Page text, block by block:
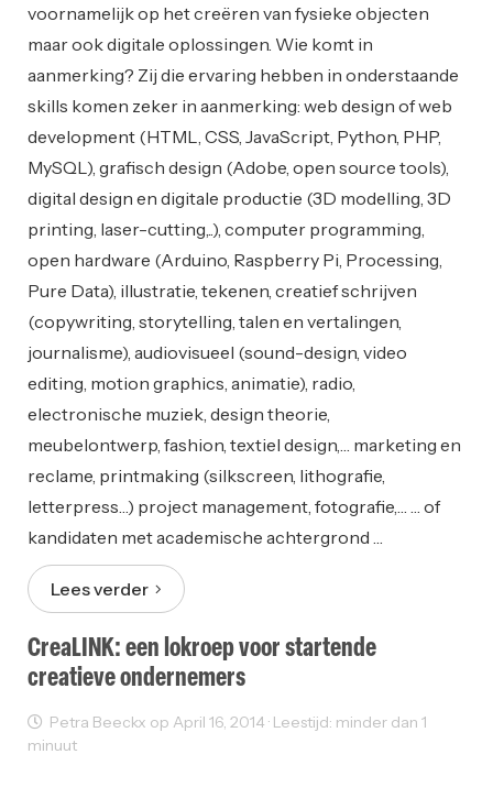
voornamelijk op het creëren van fysieke objecten
maar ook digitale oplossingen. Wie komt in
aanmerking? Zij die ervaring hebben in onderstaande
skills komen zeker in aanmerking: web design of web
development (HTML, CSS, JavaScript, Python, PHP,
MySQL), grafisch design (Adobe, open source tools),
digital design en digitale productie (3D modelling, 3D
printing, laser-cutting,..), computer programming,
open hardware (Arduino, Raspberry Pi, Processing,
Pure Data), illustratie, tekenen, creatief schrijven
(copywriting, storytelling, talen en vertalingen,
journalisme), audiovisueel (sound-design, video
editing, motion graphics, animatie), radio,
electronische muziek, design theorie,
meubelontwerp, fashion, textiel design,… marketing en
reclame, printmaking (silkscreen, lithografie,
letterpress…) project management, fotografie,… … of
kandidaten met academische achtergrond …
Lees verder
CreaLINK: een lokroep voor startende
creatieve ondernemers
Petra Beeckx op April 16, 2014 · Leestijd: minder dan 1
minuut